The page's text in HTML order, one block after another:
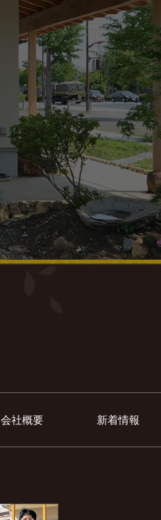
会社概要 新着情報